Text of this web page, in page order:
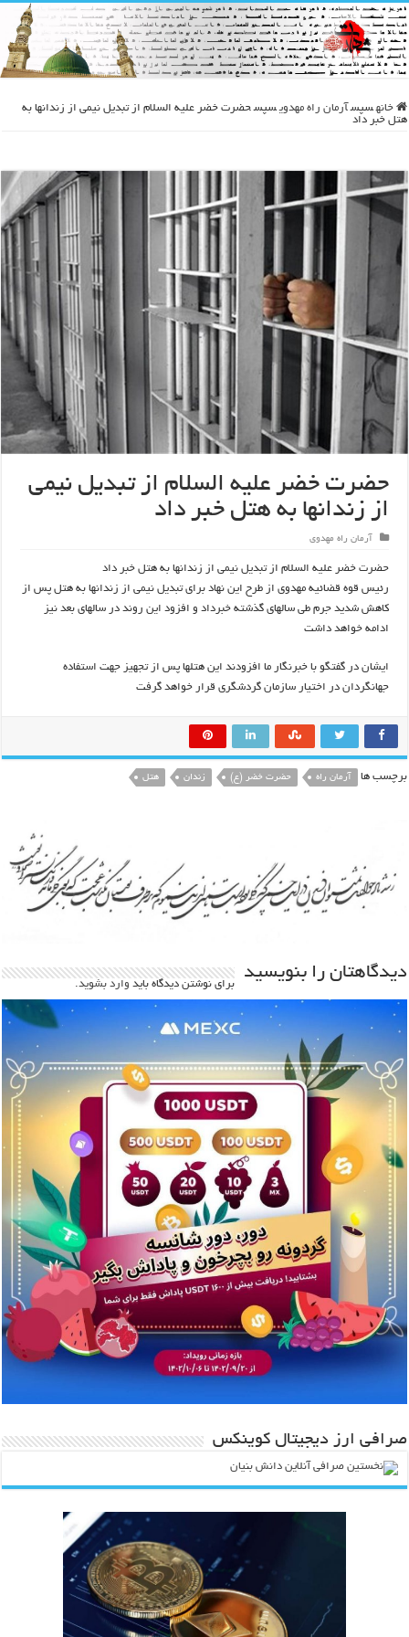
خانه سپس آرمان راه مهدوی سپس حضرت خضر علیه السلام از تبدیل نیمی از زندانها به
هتل خبر داد
حضرت خضر علیه السلام از تبدیل نیمی
از زندانها به هتل خبر داد
آرمان راه مهدوی
حضرت خضر علیه السلام از تبدیل نیمی از زندانها به هتل خبر داد
رئیس قوه قضائیه مهدوی از طرح این نهاد برای تبدیل نیمی از زندانها به هتل پس از
کاهش شدید جرم طی سالهای گذشته خبرداد و افزود این روند در سالهای بعد نیز
ادامه خواهد داشت
ایشان در گفتگو با خبرنگار ما افزودند این هتلها پس از تجهیز جهت استفاده
جهانگردان در اختیار سازمان گردشگری قرار خواهد گرفت
برچسب ها آرمان راه حضرت خضر (ع) زندان هتل
دیدگاهتان را بنویسید
برای نوشتن دیدگاه باید وارد بشوید.
صرافی ارز دیجیتال کوینکس